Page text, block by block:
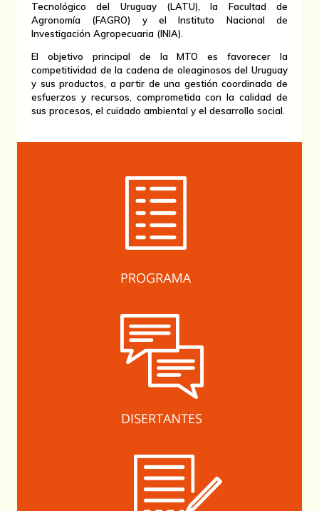
Tecnológico del Uruguay (LATU), la Facultad de
Agronomía (FAGRO) y el Instituto Nacional de
Investigación Agropecuaria (INIA).
El objetivo principal de la MTO es favorecer la
competitividad de la cadena de oleaginosos del Uruguay
y sus productos, a partir de una gestión coordinada de
esfuerzos y recursos, comprometida con la calidad de
sus procesos, el cuidado ambiental y el desarrollo social.